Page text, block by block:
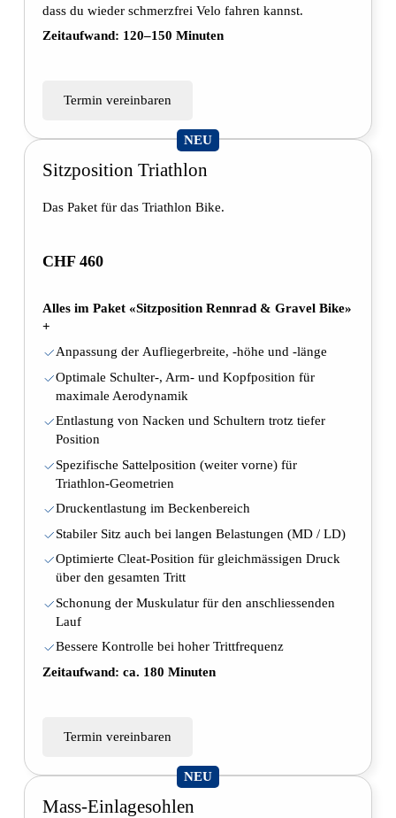
dass du wieder schmerzfrei Velo fahren kannst.
Zeitaufwand: 120–150 Minuten
Termin vereinbaren
NEU
Sitzposition Triathlon
Das Paket für das Triathlon Bike.
CHF 460
Alles im Paket «Sitzposition Rennrad & Gravel Bike»
+
Anpassung der Aufliegerbreite, -höhe und -länge
Optimale Schulter-, Arm- und Kopfposition für
maximale Aerodynamik
Entlastung von Nacken und Schultern trotz tiefer
Position
Spezifische Sattelposition (weiter vorne) für
Triathlon-Geometrien
Druckentlastung im Beckenbereich
Stabiler Sitz auch bei langen Belastungen (MD / LD)
Optimierte Cleat-Position für gleichmässigen Druck
über den gesamten Tritt
Schonung der Muskulatur für den anschliessenden
Lauf
Bessere Kontrolle bei hoher Trittfrequenz
Zeitaufwand: ca. 180 Minuten
Termin vereinbaren
NEU
Mass-Einlagesohlen